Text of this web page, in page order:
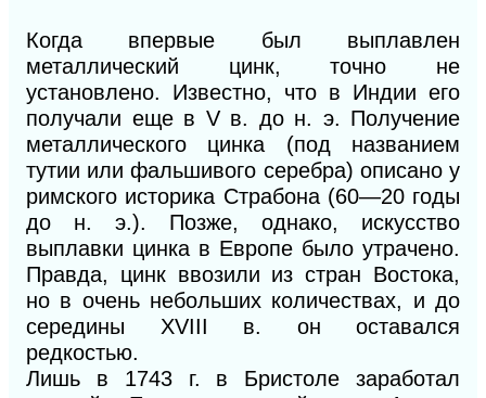
Когда впервые был выплавлен
металлический цинк, точно не
установлено. Известно, что в Индии его
получали еще в V в. до н. э. Получение
металлического цинка (под названием
тутии или фальшивого серебра) описано у
римского историка Страбона (60—20 годы
до н. э.). Позже, однако, искусство
выплавки цинка в Европе было утрачено.
Правда, цинк ввозили из стран Востока,
но в очень небольших количествах, и до
середины XVIII в. он оставался
редкостью.
Лишь в 1743 г. в Бристоле заработал